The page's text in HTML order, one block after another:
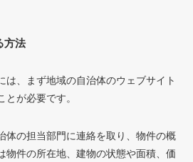
方法
は、まず地域の自治体のウェブサイト
が必要です。
体の担当部門に連絡を取り、物件の概
物件の所在地、建物の状態や面積、価